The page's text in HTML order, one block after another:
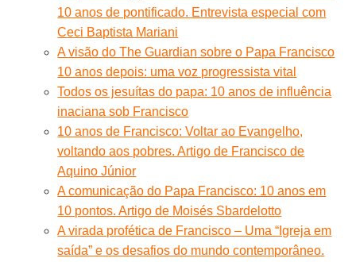
10 anos de pontificado. Entrevista especial com
Ceci Baptista Mariani
A visão do The Guardian sobre o Papa Francisco
10 anos depois: uma voz progressista vital
Todos os jesuítas do papa: 10 anos de influência
inaciana sob Francisco
10 anos de Francisco: Voltar ao Evangelho,
voltando aos pobres. Artigo de Francisco de
Aquino Júnior
A comunicação do Papa Francisco: 10 anos em
10 pontos. Artigo de Moisés Sbardelotto
A virada profética de Francisco – Uma “Igreja em
saída” e os desafios do mundo contemporâneo.